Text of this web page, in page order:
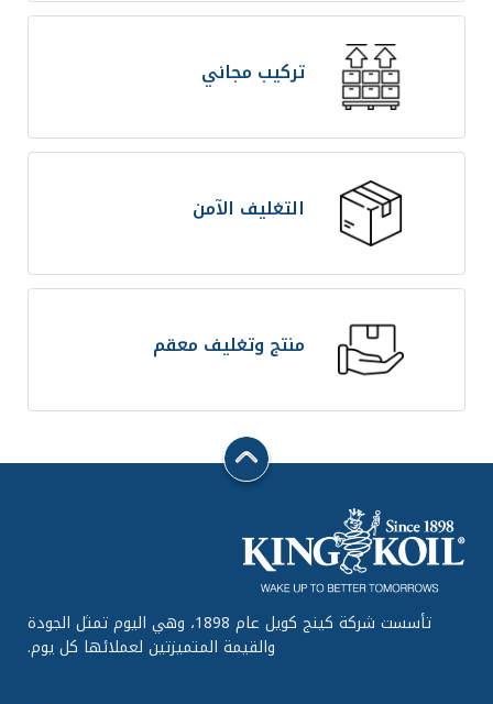
تركيب مجاني
التغليف الآمن
منتج وتغليف معقم
تأسست شركة كينج كويل عام 1898، وهي اليوم تمثل الجودة
والقيمة المتميزتين لعملائها كل يوم.